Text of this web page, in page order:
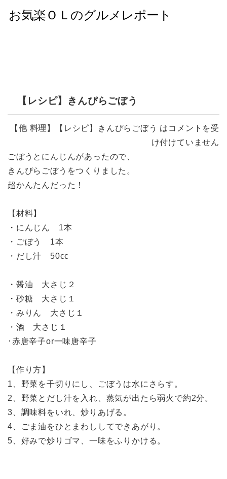
【レシピ】きんぴらごぼう
【 他 料理 】 【レシピ】きんぴらごぼう は コメントを受
け付けていません
ごぼうとにんじんがあったので、
きんぴらごぼうをつくりました。
超かんたんだった！
【材料】
・にんじん 1本
・ごぼう 1本
・だし汁 50cc
・醤油 大さじ２
・砂糖 大さじ１
・みりん 大さじ１
・酒 大さじ１
･赤唐辛子or一味唐辛子
【作り方】
1、野菜を千切りにし、ごぼうは水にさらす。
2、野菜とだし汁を入れ、蒸気が出たら弱火で約2分。
3、調味料をいれ、炒りあげる。
4、ごま油をひとまわししてできあがり。
5、好みで炒りゴマ、一味をふりかける。